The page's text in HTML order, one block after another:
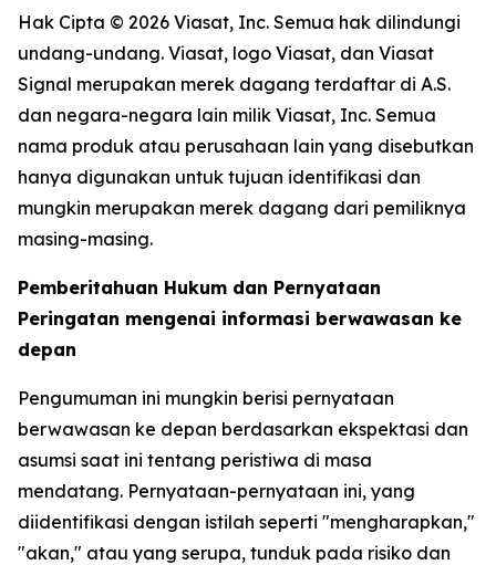
Hak Cipta © 2026 Viasat, Inc. Semua hak dilindungi
undang-undang. Viasat, logo Viasat, dan Viasat
Signal merupakan merek dagang terdaftar di A.S.
dan negara-negara lain milik Viasat, Inc. Semua
nama produk atau perusahaan lain yang disebutkan
hanya digunakan untuk tujuan identifikasi dan
mungkin merupakan merek dagang dari pemiliknya
masing-masing.
Pemberitahuan Hukum dan Pernyataan
Peringatan mengenai informasi berwawasan ke
depan
Pengumuman ini mungkin berisi pernyataan
berwawasan ke depan berdasarkan ekspektasi dan
asumsi saat ini tentang peristiwa di masa
mendatang. Pernyataan-pernyataan ini, yang
diidentifikasi dengan istilah seperti "mengharapkan,"
"akan," atau yang serupa, tunduk pada risiko dan